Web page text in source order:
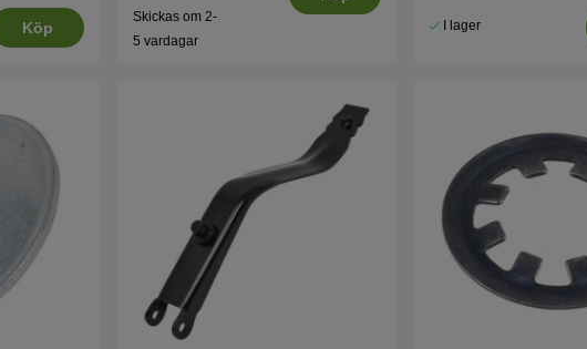
Köp
Skickas om 2-
5 vardagar
I lager